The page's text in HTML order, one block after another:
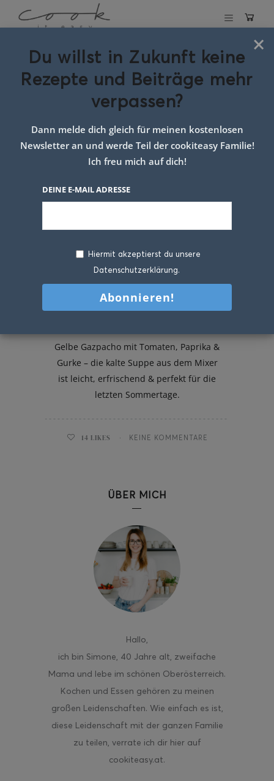
Schlagwort:
Tomatensuppe
kalt
Gelbe Gazpacho mit Tomaten, Paprika &
Gurke – die kalte Suppe aus dem Mixer
ist leicht, erfrischend & perfekt für die
letzten Sommertage.
14 LIKES KEINE KOMMENTARE
ÜBER MICH
Hallo,
ich bin Simone, 40 Jahre alt, zweifache
Mama und lebe im schönen Oberösterreich.
Kochen und Essen gehören zu meinen
großen Leidenschaften. Wie einfach es ist,
diese Leidenschaft mit der ganzen Familie
zu teilen, verrate ich dir hier auf
cookiteasy.at.
×
Du willst in Zukunft keine
Rezepte und Beiträge mehr
verpassen?
Dann melde dich gleich für meinen kostenlosen
Newsletter an und werde Teil der cookiteasy Familie!
Ich freu mich auf dich!
DEINE E-MAIL ADRESSE
Hiermit akzeptierst du unsere
Datenschutzerklärung.